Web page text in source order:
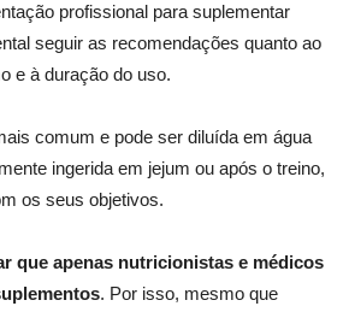
profissional para suplementar
seguir as recomendações quanto ao
e à duração do uso.
comum e pode ser diluída em água
ingerida em jejum ou após o treino,
os seus objetivos.
que apenas nutricionistas e médicos
. Por isso, mesmo que